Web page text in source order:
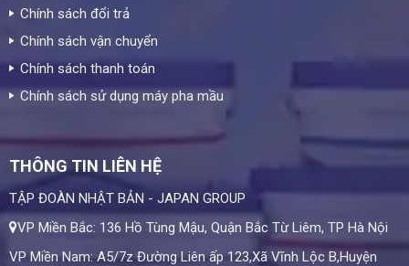
Chính sách đổi trả
Chính sách vận chuyển
Chính sách thanh toán
Chính sách sử dụng máy pha mầu
THÔNG TIN LIÊN HỆ
TẬP ĐOÀN NHẬT BẢN - JAPAN GROUP
VP Miền Bắc: 136 Hồ Tùng Mậu, Quận Bắc Từ Liêm, TP Hà Nội
VP Miền Nam: A5/7z Đường Liên ấp 123,Xã Vĩnh Lộc B,Huyện